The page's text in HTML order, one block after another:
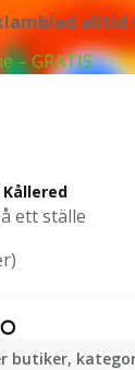
alltid
– GRATIS
ett ställe
butiker,
senaste